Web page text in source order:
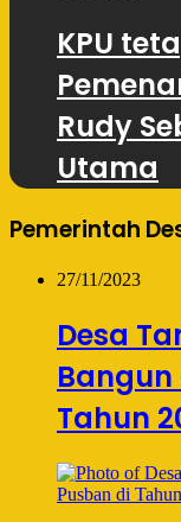
KPU
Rudy
Utama
Pemerintah
27/11/2023
Desa
Bangun
Tahun